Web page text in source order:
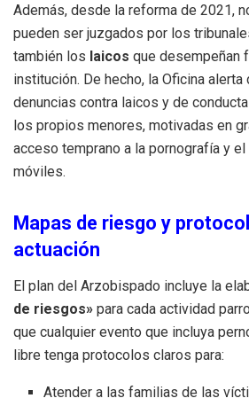
Además, desde la reforma de 2021,
pueden ser juzgados por los
también los laicos que desempeñan
institución. De hecho, la Oficina alerta
denuncias contra laicos y de
los propios menores, motivadas en
acceso temprano a la pornografía y
móviles.
Mapas de riesgo y
actuación
El plan del Arzobispado incluye la
de riesgos» para cada actividad
que cualquier evento que incluya
libre tenga protocolos claros para:
Atender a las familias de las